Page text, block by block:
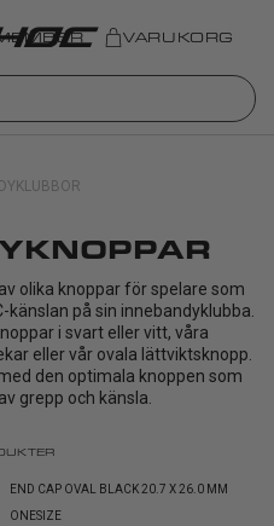
VARUKORG
olika knoppar för spelare som
känslan på sin innebandyklubba.
i svart eller vitt, våra
eller vår ovala lättviktsknopp.
den optimala knoppen som
grepp och känsla.
END CAP OVAL BLACK 20.7 X 26.0 MM
ONESIZE